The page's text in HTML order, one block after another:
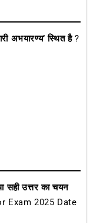
अभयारण्य’ स्थित है?
सही उत्तर का चयन
Exam 2025 Date